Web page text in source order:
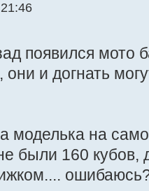
появился мото
и догнать
моделька на
были 160